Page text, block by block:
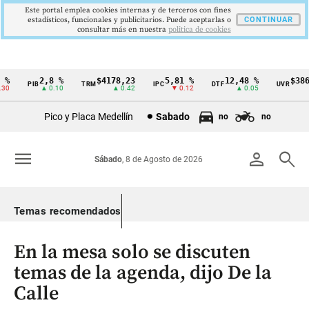
Cintillo
Colombia
PIB2,8 %
▲ 0.10
TRM$4178,23
▲ 0.42
5,81 %
▼ 0.12
DTF12,48 %
▲ 0.05
UVR
Pico y Placa Medellín Sabado no no
person search
Sábado, 8 de Agosto de 2026
menu
Temas recomendados
En la mesa solo se discuten
temas de la agenda, dijo De la
Calle
Este portal emplea cookies internas y de terceros con fines
estadísticos, funcionales y publicitarios. Puede aceptarlas o
consultar más en nuestra politica de cookies
CONTINUAR